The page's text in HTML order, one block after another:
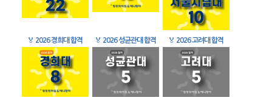
🏅 2026 경희대 합격 🏅 2026 성균관대 합격 🏅 2026 고려대 합격